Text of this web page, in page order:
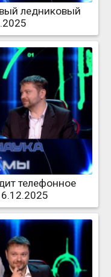
ледниковый
телефонное